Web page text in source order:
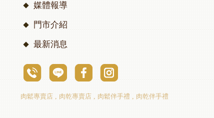
媒體報導
門市介紹
最新消息
肉鬆專賣店 肉乾專賣店 肉鬆伴手禮 肉乾伴手禮